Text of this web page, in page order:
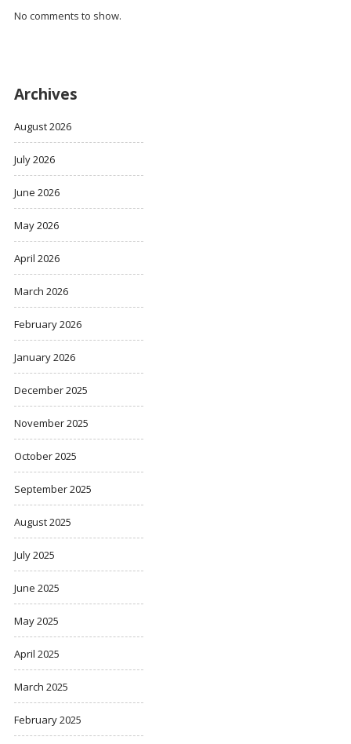
No comments to show.
Archives
August 2026
July 2026
June 2026
May 2026
April 2026
March 2026
February 2026
January 2026
December 2025
November 2025
October 2025
September 2025
August 2025
July 2025
June 2025
May 2025
April 2025
March 2025
February 2025